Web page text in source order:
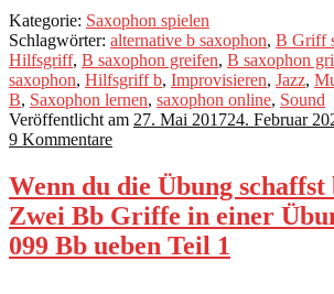
Kategorie: Saxophon spielen
Schlagwörter: alternative b saxophon, B Griff
Hilfsgriff, B saxophon greifen, B saxophon
saxophon, Hilfsgriff b, Improvisieren, Jazz,
B, Saxophon lernen, saxophon online, Sound
Veröffentlicht am 27. Mai 201724. Februar
9 Kommentare
Wenn du die Übung schaffst
Zwei Bb Griffe in einer
099 Bb ueben Teil 1